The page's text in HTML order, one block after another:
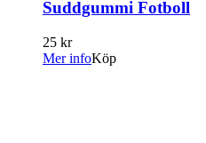
Suddgummi Fotboll
25 kr
Mer infoKöp